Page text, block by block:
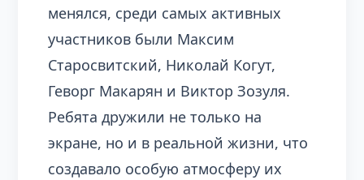
менялся, среди самых активных
участников были Максим
Старосвитский, Николай Когут,
Геворг Макарян и Виктор Зозуля.
Ребята дружили не только на
экране, но и в реальной жизни, что
создавало особую атмосферу их